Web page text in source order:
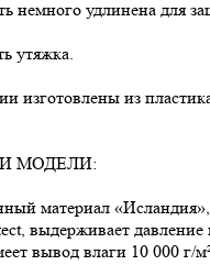
немного удлинена для
утяжка.
изготовлены из
МОДЕЛИ:
материал
выдерживает давление
вывод влаги 10 000 г/